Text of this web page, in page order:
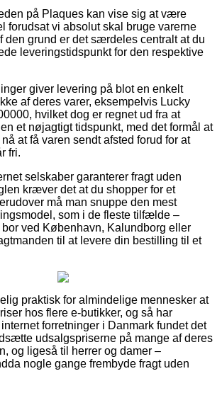
på Plaques kan vise sig at være
forudsat vi absolut skal bruge varerne
den grund er det særdeles centralt at du
leveringstidspunkt for den respektive
giver levering på blot en enkelt
af deres varer, eksempelvis Lucky
hvilket dog er regnet ud fra at
et nøjagtigt tidspunkt, med det formål at
at få varen sendt afsted forud for at
fri.
selskaber garanterer fragt uden
kræver det at du shopper for et
må man snuppe den mest
som i de fleste tilfælde –
ved København, Kalundborg eller
til at levere din bestilling til et
praktisk for almindelige mennesker at
hos flere e-butikker, og så har
forretninger i Danmark fundet det
udsalgspriserne på mange af deres
og ligeså til herrer og damer –
nogle gange frembyde fragt uden